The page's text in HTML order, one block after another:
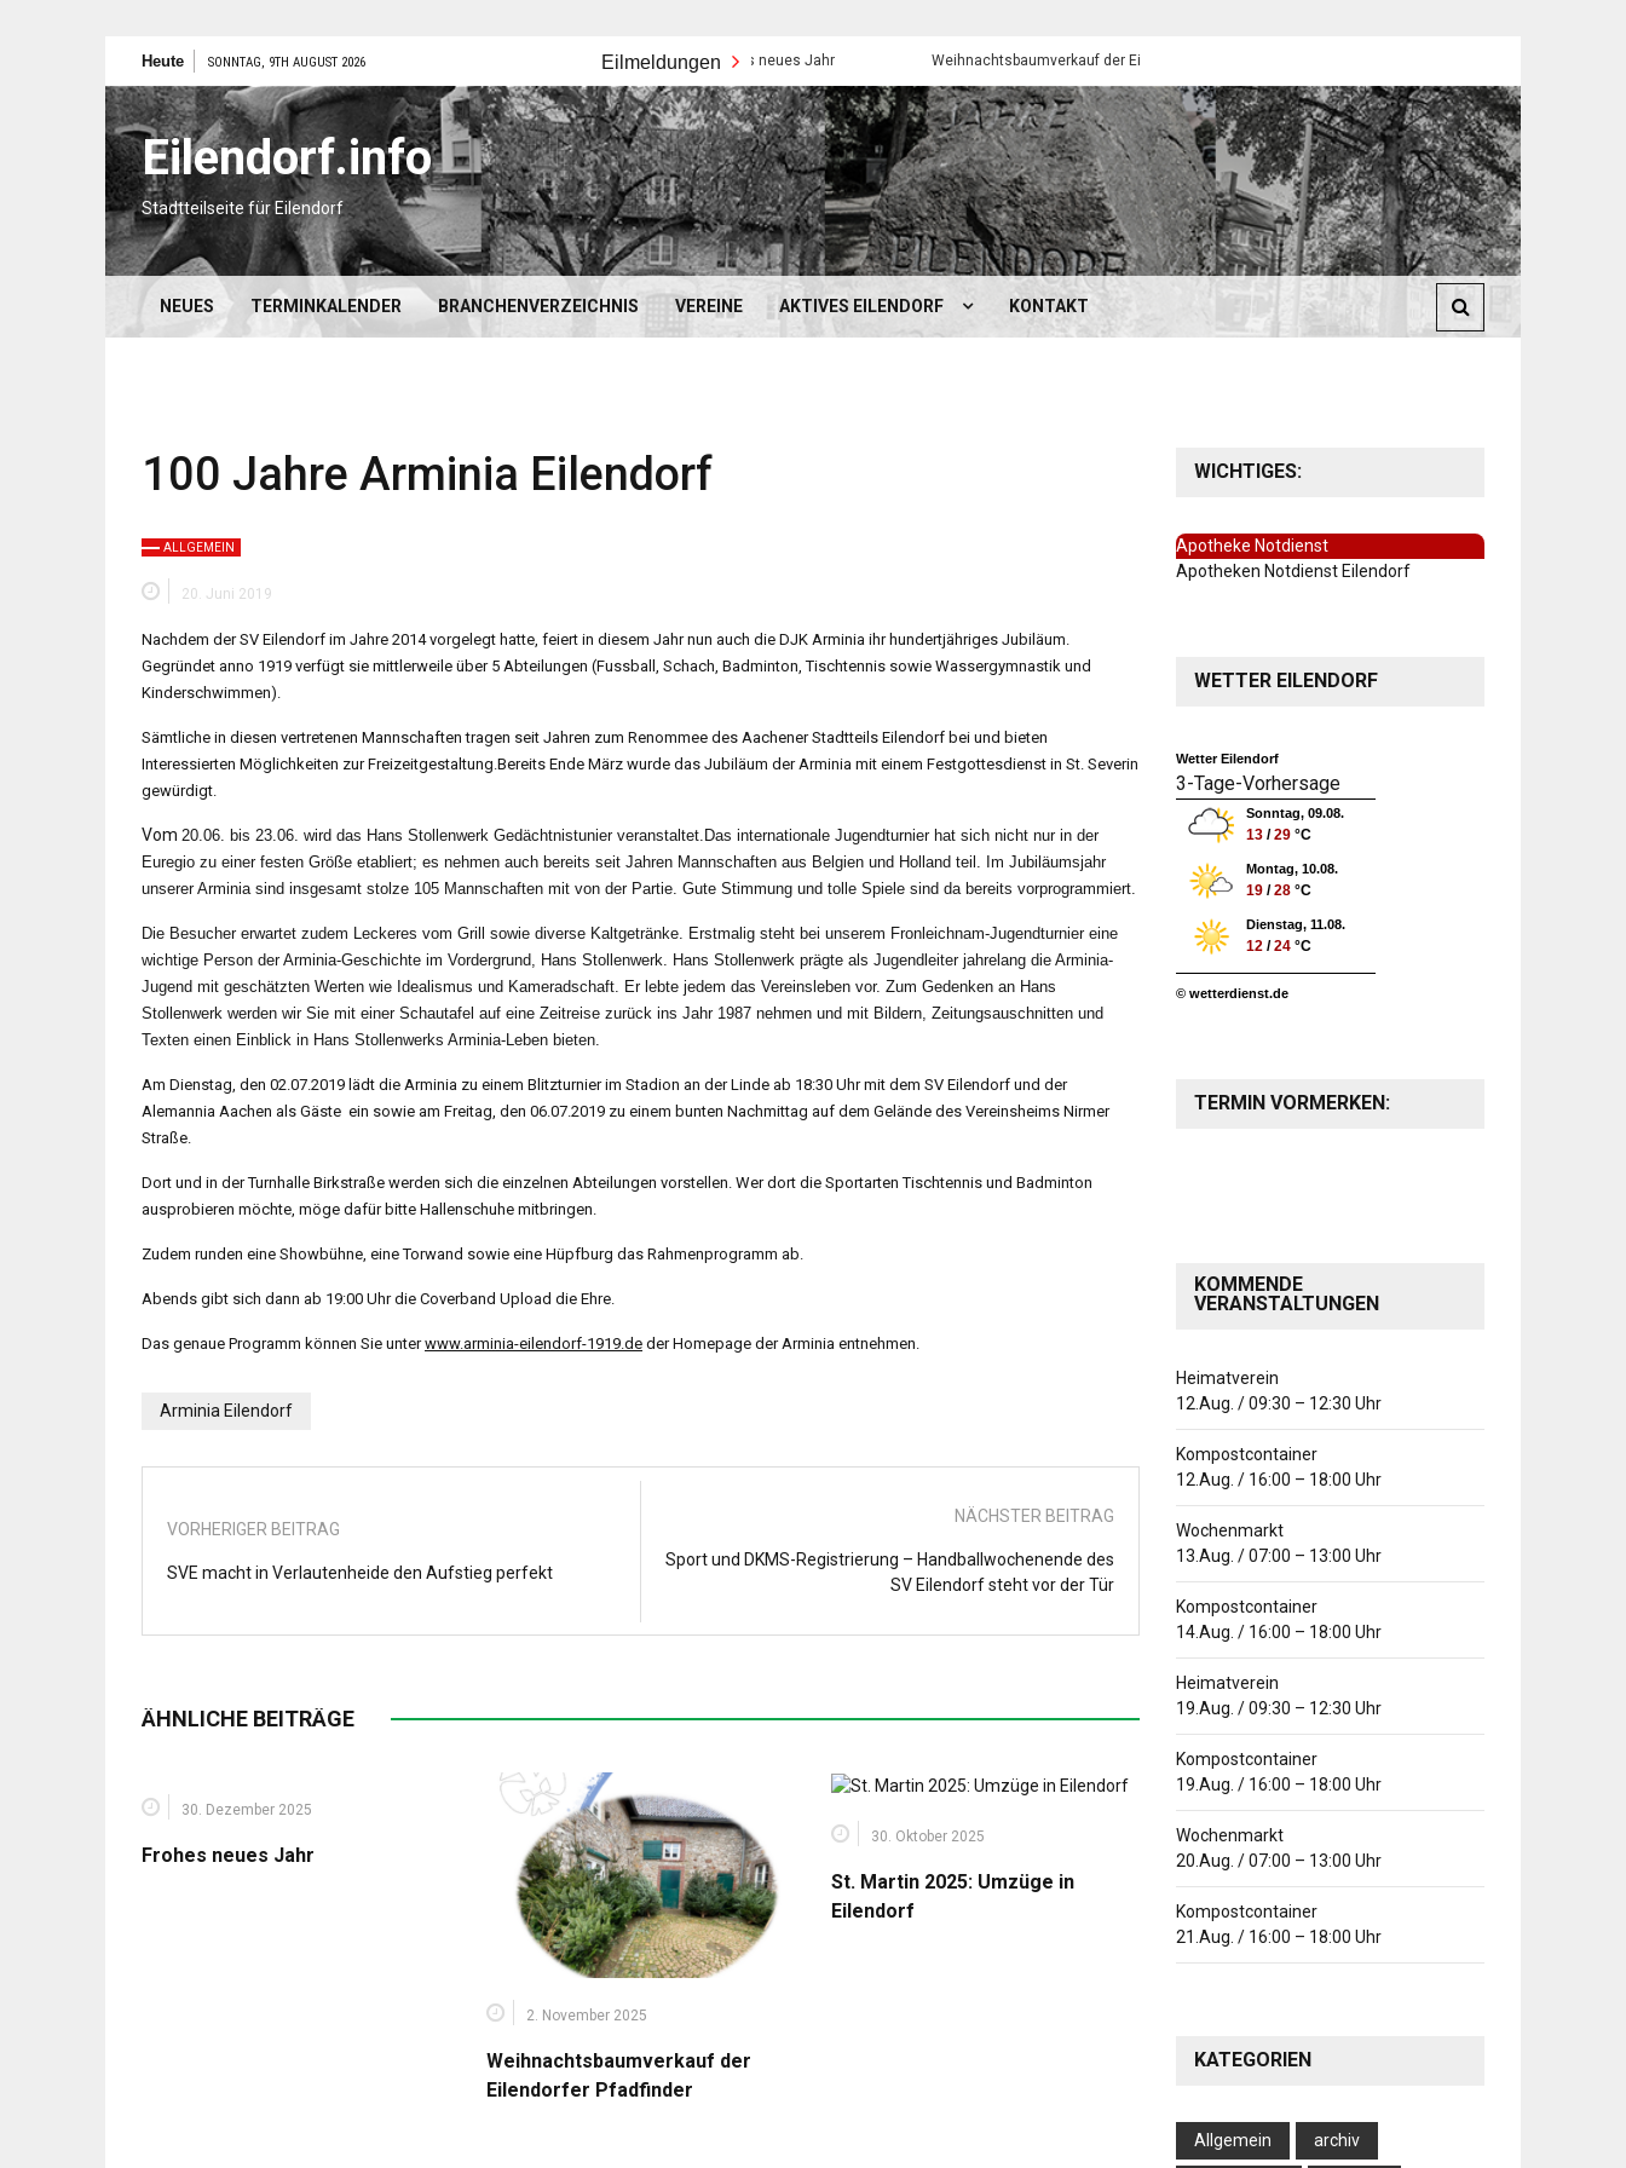
Inhalt
springen
Heute SONNTAG, 9TH AUGUST 2026 Eilmeldungen
Frohes neues Jahr Weihnachtsbaumverkauf der Eilendorfer Pfadfinder
Eilendorf.info
Stadtteilseite für Eilendorf
NEUES TERMINKALENDER BRANCHENVERZEICHNIS VEREINE AKTIVES EILENDORF KONTAKT
100 Jahre Arminia Eilendorf
ALLGEMEIN
20. Juni 2019
Nachdem der SV Eilendorf im Jahre 2014 vorgelegt hatte, feiert in diesem Jahr nun auch die DJK Arminia ihr hundertjähriges Jubiläum.
Gegründet anno 1919 verfügt sie mittlerweile über 5 Abteilungen (Fussball, Schach, Badminton, Tischtennis sowie Wassergymnastik und
Kinderschwimmen).
Sämtliche in diesen vertretenen Mannschaften tragen seit Jahren zum Renommee des Aachener Stadtteils Eilendorf bei und bieten
Interessierten Möglichkeiten zur Freizeitgestaltung.Bereits Ende März wurde das Jubiläum der Arminia mit einem Festgottesdienst in St. Severin
gewürdigt.
Vom 20.06. bis 23.06. wird das Hans Stollenwerk Gedächtnistunier veranstaltet. Das internationale Jugendturnier hat sich nicht nur in der
Euregio zu einer festen Größe etabliert; es nehmen auch bereits seit Jahren Mannschaften aus Belgien und Holland teil. Im Jubiläumsjahr
unserer Arminia sind insgesamt stolze 105 Mannschaften mit von der Partie. Gute Stimmung und tolle Spiele sind da bereits vorprogrammiert.
Die Besucher erwartet zudem Leckeres vom Grill sowie diverse Kaltgetränke. Erstmalig steht bei unserem Fronleichnam-Jugendturnier eine
wichtige Person der Arminia-Geschichte im Vordergrund, Hans Stollenwerk. Hans Stollenwerk prägte als Jugendleiter jahrelang die Arminia-
Jugend mit geschätzten Werten wie Idealismus und Kameradschaft. Er lebte jedem das Vereinsleben vor. Zum Gedenken an Hans
Stollenwerk werden wir Sie mit einer Schautafel auf eine Zeitreise zurück ins Jahr 1987 nehmen und mit Bildern, Zeitungsauschnitten und
Texten einen Einblick in Hans Stollenwerks Arminia-Leben bieten.
Am Dienstag, den 02.07.2019 lädt die Arminia zu einem Blitzturnier im Stadion an der Linde ab 18:30 Uhr mit dem SV Eilendorf und der
Alemannia Aachen als Gäste ein sowie am Freitag, den 06.07.2019 zu einem bunten Nachmittag auf dem Gelände des Vereinsheims Nirmer
Straße.
Dort und in der Turnhalle Birkstraße werden sich die einzelnen Abteilungen vorstellen. Wer dort die Sportarten Tischtennis und Badminton
ausprobieren möchte, möge dafür bitte Hallenschuhe mitbringen.
Zudem runden eine Showbühne, eine Torwand sowie eine Hüpfburg das Rahmenprogramm ab.
Abends gibt sich dann ab 19:00 Uhr die Coverband Upload die Ehre.
Das genaue Programm können Sie unterwww.arminia-eilendorf-1919.de der Homepage der Arminia entnehmen.
Arminia Eilendorf
VORHERIGER BEITRAG
SVE macht in Verlautenheide den Aufstieg perfekt
NÄCHSTER BEITRAG
Sport und DKMS-Registrierung – Handballwochenende des
SV Eilendorf steht vor der Tür
ÄHNLICHE BEITRÄGE
30. Dezember 2025
Frohes neues Jahr
2. November 2025
Weihnachtsbaumverkauf der
Eilendorfer Pfadfinder
30. Oktober 2025
St. Martin 2025: Umzüge in
Eilendorf
WICHTIGES:
Apotheke Notdienst
Apotheken Notdienst Eilendorf
WETTER EILENDORF
Wetter Eilendorf
3-Tage-Vorhersage
Sonntag, 09.08.
13 /29 °C
Montag, 10.08.
19 /28 °C
Dienstag, 11.08.
12 /24 °C
© wetterdienst.de
TERMIN VORMERKEN:
KOMMENDE
VERANSTALTUNGEN
Heimatverein
12.Aug. /09:30 – 12:30 Uhr
Kompostcontainer
12.Aug. / 16:00 – 18:00 Uhr
Wochenmarkt
13.Aug. /07:00 – 13:00 Uhr
Kompostcontainer
14.Aug. / 16:00 – 18:00 Uhr
Heimatverein
19.Aug. /09:30 – 12:30 Uhr
Kompostcontainer
19.Aug. / 16:00 – 18:00 Uhr
Wochenmarkt
20.Aug. /07:00 – 13:00 Uhr
Kompostcontainer
21.Aug. / 16:00 – 18:00 Uhr
KATEGORIEN
Allgemein archiv